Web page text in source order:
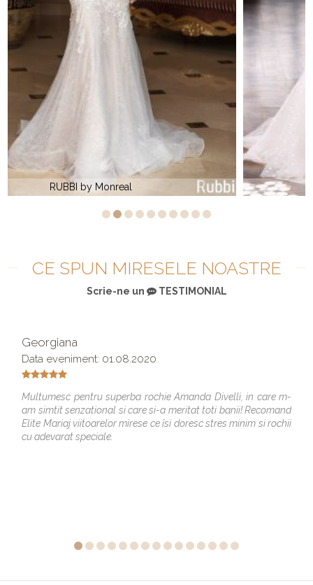
GRETA by Monreal
CE SPUN MIRESELE NOASTRE
Scrie-ne un TESTIMONIAL
Georgiana
Data eveniment: 01.08.2020
Multumesc pentru superba rochie Amanda Divelli, in care m-
am simtit senzational si care si-a meritat toti banii! Recomand
Elite Mariaj viitoarelor mirese ce îsi doresc stres minim si rochii
cu adevarat speciale.